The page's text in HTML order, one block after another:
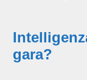
gara?